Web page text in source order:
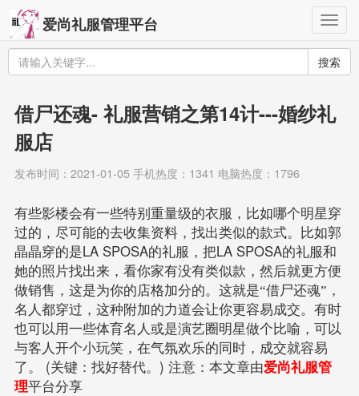
爱尚礼服管理平台
搜索
借尸还魂- 礼服营销之第14计---婚纱礼
服店
发布时间：2021-01-05 手机热度：1341 电脑热度：1796
有些影楼会有一些特别重量级的衣服，比如哪个明星穿
过的，尽可能的去收集资料，找出类似的款式。比如郭
晶晶穿的是LA SPOSA的礼服，把LA SPOSA的礼服和
她的照片找出来，看你家有没有类似款，然后就更方便
做销售，这是为你的店格加分的。这就是“借尸还魂”，
名人都穿过，这种附加的力道会让你更容易成交。有时
也可以用一些体育名人或是演艺圈明星做个比喻，可以
与客人开个小玩笑，在气氛欢乐的同时，成交就容易
了。
(关键：找好替代。 ) 注意：本文章由爱尚礼服管
理平台分享